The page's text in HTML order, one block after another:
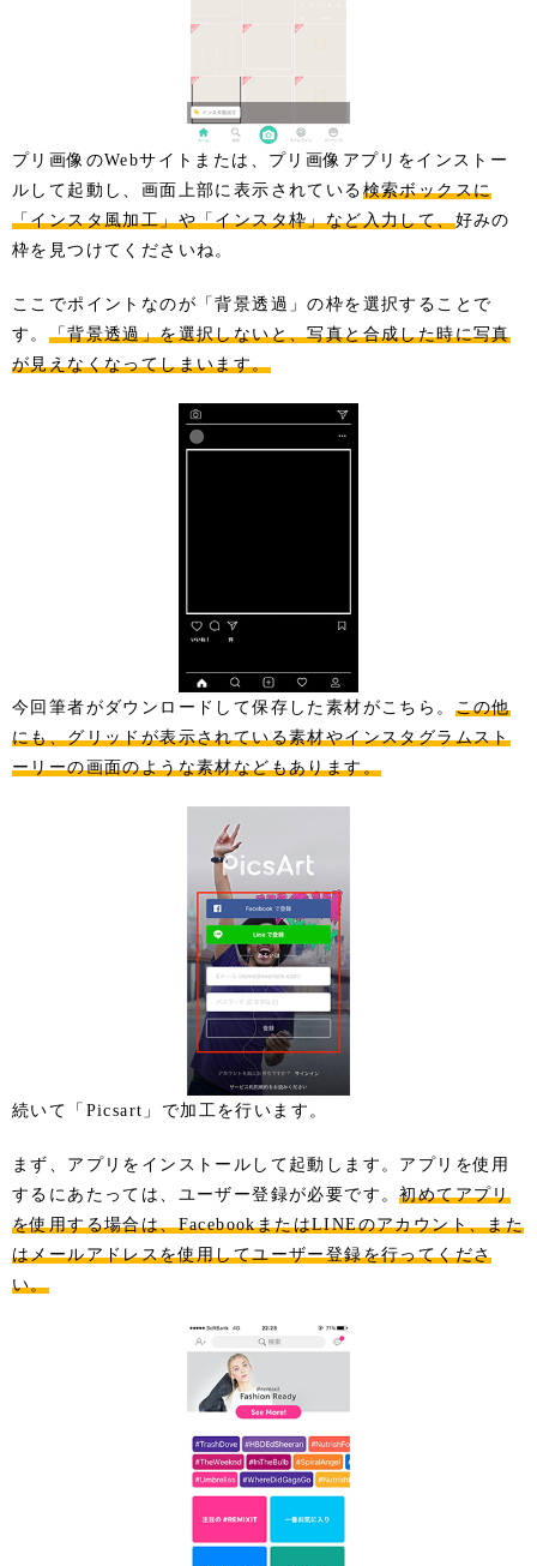
プリ画像のWebサイトまたは、プリ画像アプリをインストー
ルして起動し、画面上部に表示されている 検索ボックスに
「インスタ風加工」や「インスタ枠」など入力して、好みの
枠を見つけてくださいね。
ここでポイントなのが「背景透過」の枠を選択することで
す。 「背景透過」を選択しないと、写真と合成した時に写真
が見えなくなってしまいます。
今回筆者がダウンロードして保存した素材がこちら。 この他
にも、グリッドが表示されている素材やインスタグラムスト
ーリーの画面のような素材などもあります。
続いて「Picsart」で加工を行います。
まず、アプリをインストールして起動します。アプリを使用
するにあたっては、ユーザー登録が必要です。初めてアプリ
を使用する場合は、FacebookまたはLINEのアカウント、また
はメールアドレスを使用してユーザー登録を行ってくださ
い。